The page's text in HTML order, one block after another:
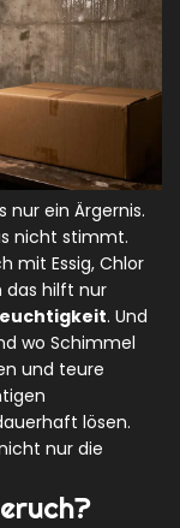
nur ein Ärgernis.
nicht stimmt.
mit Essig, Chlor
das hilft nur
. Und
wo Schimmel
und teure
lösen.
nur die